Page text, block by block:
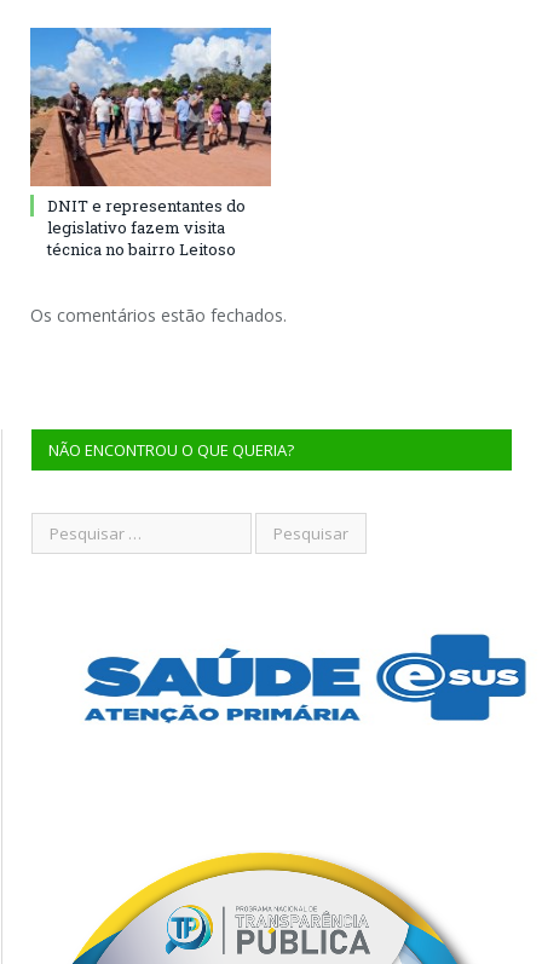
DNIT e representantes do
legislativo fazem visita
técnica no bairro Leitoso
Os comentários estão fechados.
NÃO ENCONTROU O QUE QUERIA?